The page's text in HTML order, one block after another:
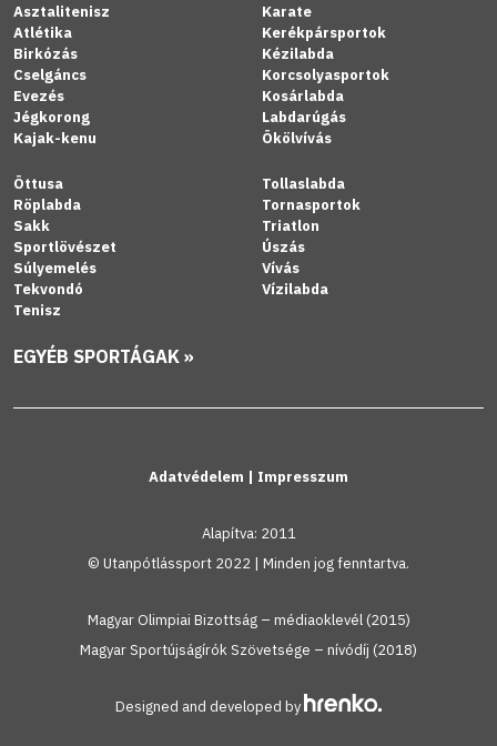
Asztalitenisz
Atlétika
Birkózás
Cselgáncs
Evezés
Jégkorong
Kajak-kenu
Karate
Kerékpársportok
Kézilabda
Korcsolyasportok
Kosárlabda
Labdarúgás
Ökölvívás
Öttusa
Röplabda
Sakk
Sportlövészet
Súlyemelés
Tekvondó
Tenisz
Tollaslabda
Tornasportok
Triatlon
Úszás
Vívás
Vízilabda
EGYÉB SPORTÁGAK »
Adatvédelem | Impresszum
Alapítva: 2011
© Utanpótlássport 2022 | Minden jog fenntartva.
Magyar Olimpiai Bizottság – médiaoklevél (2015)
Magyar Sportújságírók Szövetsége – nívódíj (2018)
Designed and developed by